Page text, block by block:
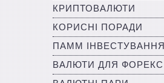
КРИПТОВАЛЮТИ
КОРИСНІ ПОРАДИ
ПАММ ІНВЕСТУВАННЯ
ВАЛЮТИ ДЛЯ ФОРЕКС